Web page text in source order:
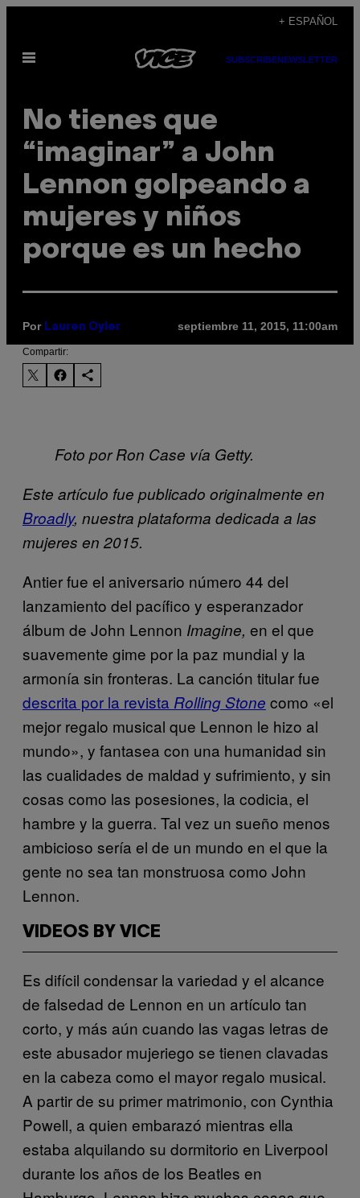
contenido
+ ESPAÑOL
Abrir
SUBSCRIBENEWSLETTER
No tienes que
“imaginar” a John
Lennon golpeando a
mujeres y niños
porque es un hecho
Por Lauren Oyler septiembre 11, 2015, 11:00am
Compartir:
Foto por Ron Case vía Getty.
Este artículo fue publicado originalmente en
Broadly, nuestra plataforma dedicada a las
mujeres en 2015.
Antier fue el aniversario número 44 del
lanzamiento del pacífico y esperanzador
álbum de John Lennon Imagine, en el que
suavemente gime por la paz mundial y la
armonía sin fronteras. La canción titular fue
descrita por la revista Rolling Stone como «el
mejor regalo musical que Lennon le hizo al
mundo», y fantasea con una humanidad sin
las cualidades de maldad y sufrimiento, y sin
cosas como las posesiones, la codicia, el
hambre y la guerra. Tal vez un sueño menos
ambicioso sería el de un mundo en el que la
gente no sea tan monstruosa como John
Lennon.
VIDEOS BY VICE
Es difícil condensar la variedad y el alcance
de falsedad de Lennon en un artículo tan
corto, y más aún cuando las vagas letras de
este abusador mujeriego se tienen clavadas
en la cabeza como el mayor regalo musical.
A partir de su primer matrimonio, con Cynthia
Powell, a quien embarazó mientras ella
estaba alquilando su dormitorio en Liverpool
durante los años de los Beatles en